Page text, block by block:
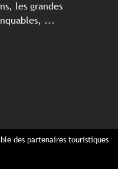
les grandes
...
des partenaires touristiques